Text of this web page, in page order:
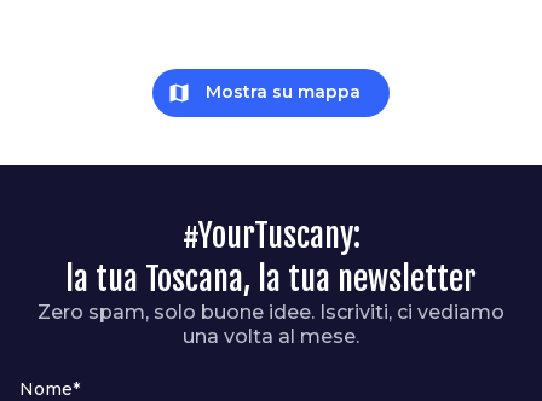
map Mostra su mappa
#YourTuscany:
la tua Toscana, la tua newsletter
Zero spam, solo buone idee. Iscriviti, ci vediamo
una volta al mese.
Nome*